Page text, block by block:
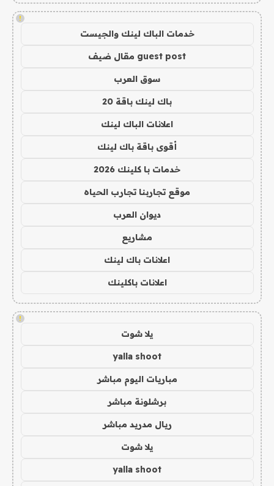
!
خدمات الباك لينك والجيست
guest post مقال ضيف
سوق العرب
باك لينك باقة 20
اعلانات الباك لينك
أقوى باقة باك لينك
خدمات با كلينك 2026
موقع تجاربنا تجارب الحياه
ديوان العرب
مشاريع
اعلانات باك لينك
اعلانات باكلينك
!
يلا شوت
yalla shoot
مباريات اليوم مباشر
برشلونة مباشر
ريال مدريد مباشر
يلا شوت
yalla shoot